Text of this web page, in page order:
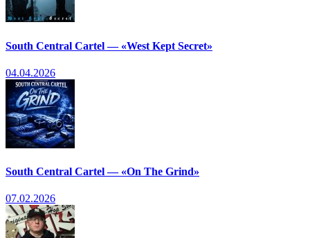
South Central Cartel — «West Kept Secret»
04.04.2026
South Central Cartel — «On The Grind»
07.02.2026